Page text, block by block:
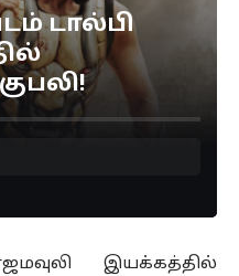
டால்பி
இயக்கத்தில்